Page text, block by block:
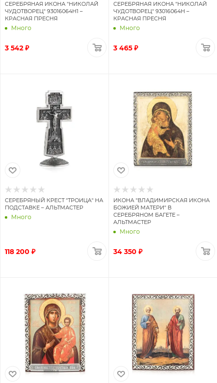
СЕРЕБРЯНАЯ ИКОНА "НИКОЛАЙ
ЧУДОТВОРЕЦ" 93016064Н1 –
КРАСНАЯ ПРЕСНЯ
Много
3 542 ₽
СЕРЕБРЯНАЯ ИКОНА "НИКОЛАЙ
ЧУДОТВОРЕЦ" 93016064Н –
КРАСНАЯ ПРЕСНЯ
Много
3 465 ₽
СЕРЕБРЯНЫЙ КРЕСТ "ТРОИЦА" НА
ПОДСТАВКЕ – АЛЬТМАСТЕР
Много
118 200 ₽
ИКОНА "ВЛАДИМИРСКАЯ ИКОНА
БОЖИЕЙ МАТЕРИ" В
СЕРЕБРЯНОМ БАГЕТЕ –
АЛЬТМАСТЕР
Много
34 350 ₽